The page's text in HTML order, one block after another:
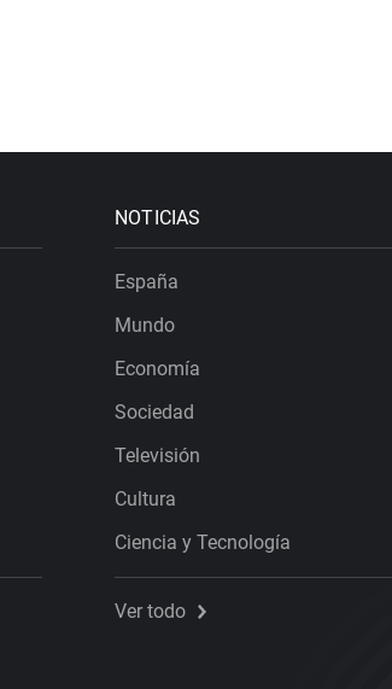
NOTICIAS
España
Mundo
Economía
Sociedad
Televisión
Cultura
Ciencia y Tecnología
Ver todo